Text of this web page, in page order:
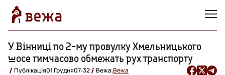
У Вінниці по 2-му провулку Хмельницького
шосе тимчасово обмежать рух транспорту
Публікація01 Грудня07:32 Вежа,Вежа